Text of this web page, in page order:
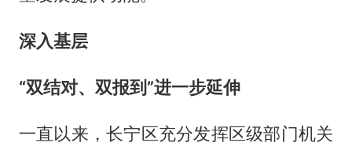
深入基层
“双结对、双报到”进一步延伸
一直以来，长宁区充分发挥区级部门机关